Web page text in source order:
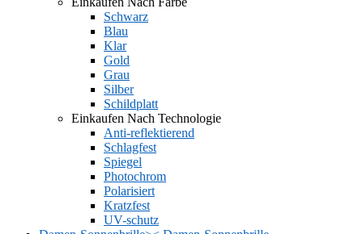
Schwarz
Blau
Klar
Gold
Grau
Silber
Schildplatt
Einkaufen Nach Technologie
Anti-reflektierend
Schlagfest
Spiegel
Photochrom
Polarisiert
Kratzfest
UV-schutz